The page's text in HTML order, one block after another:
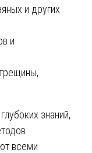
и других
и
знаний,
всеми